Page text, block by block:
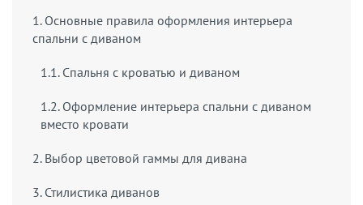
1. Основные правила оформления интерьера
спальни с диваном
1.1. Спальня с кроватью и диваном
1.2. Оформление интерьера спальни с диваном
вместо кровати
2. Выбор цветовой гаммы для дивана
3. Стилистика диванов